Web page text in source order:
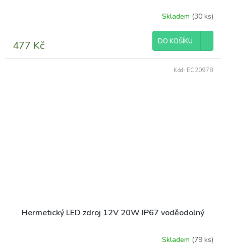
Skladem (30 ks)
477 Kč DO KOŠÍKU
Hermetický LED zdroj 12V 20W IP67 voděodolný
Skladem (79 ks)
Kód: EC20978